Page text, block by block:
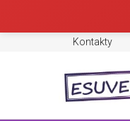
Kontakty